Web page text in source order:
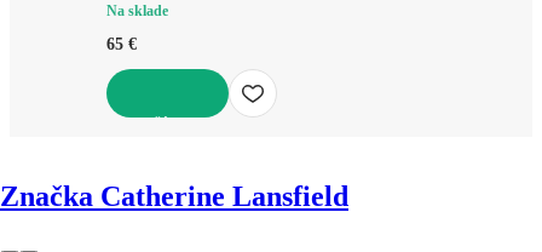
Na sklade
65 €
Značka Catherine Lansfield